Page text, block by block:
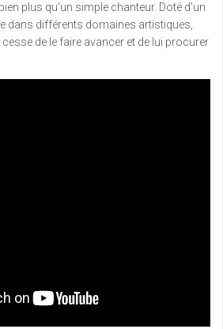
plus qu’un simple chanteur. Doté d’un
dans différents domaines artistiques,
de le faire avancer et de lui procurer